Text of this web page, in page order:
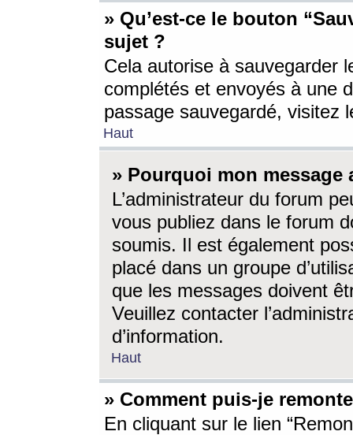
» Qu’est-ce le bouton
sujet ?
Cela autorise à sauvegarder
complétés et envoyés à une
passage sauvegardé, visitez
Haut
» Pourquoi mon message
L’administrateur du forum
vous publiez dans le forum
soumis. Il est également
placé dans un groupe
que les messages doivent
Veuillez contacter
d’information.
Haut
» Comment puis-je
En cliquant sur le lien